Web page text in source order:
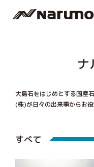
ナ
大島石をはじめとする国産
(株)が日々の出来事からお
すべて